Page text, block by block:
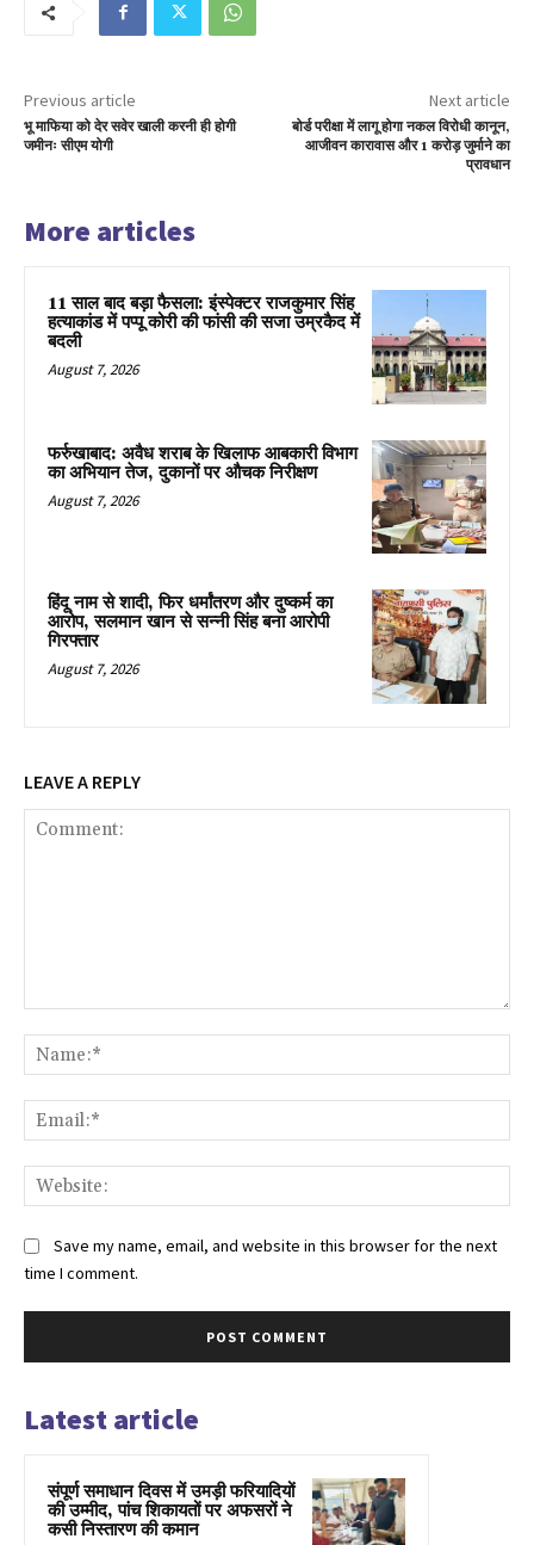
Previous article
भू माफिया को देर सवेर खाली करनी ही होगी
जमीनः सीएम योगी
Next article
बोर्ड परीक्षा में लागू होगा नकल विरोधी कानून,
आजीवन कारावास और 1 करोड़ जुर्माने का
प्रावधान
More articles
11 साल बाद बड़ा फैसला: इंस्पेक्टर राजकुमार सिंह
हत्याकांड में पप्पू कोरी की फांसी की सजा उम्रकैद में
बदली
August 7, 2026
फर्रुखाबाद: अवैध शराब के खिलाफ आबकारी विभाग
का अभियान तेज, दुकानों पर औचक निरीक्षण
August 7, 2026
हिंदू नाम से शादी, फिर धर्मांतरण और दुष्कर्म का
आरोप, सलमान खान से सन्नी सिंह बना आरोपी
गिरफ्तार
August 7, 2026
LEAVE A REPLY
Save my name, email, and website in this browser for the next
time I comment.
Latest article
संपूर्ण समाधान दिवस में उमड़ी फरियादियों
की उम्मीद, पांच शिकायतों पर अफसरों ने
कसी निस्तारण की कमान